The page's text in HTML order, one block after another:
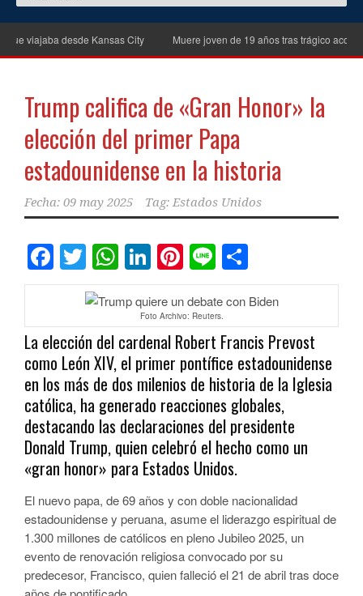
viajaba desde Kansas City Muere joven de 19 años tras trágico
Trump califica de «Gran Honor» la
elección del primer Papa
estadounidense en la historia
Fecha: 09 may 2025 Tag: Estados Unidos
Facebook
Twitter
WhatsApp
LinkedIn
Pinterest
Line
Foto Archivo: Reuters.
La elección del cardenal Robert Francis Prevost
como León XIV, el primer pontífice estadounidense
en los más de dos milenios de historia de la Iglesia
católica, ha generado reacciones globales,
destacando las declaraciones del presidente
Donald Trump, quien celebró el hecho como un
«gran honor» para Estados Unidos.
El nuevo papa, de 69 años y con doble nacionalidad
estadounidense y peruana, asume el liderazgo espiritual de
1.300 millones de católicos en pleno Jubileo 2025, un
evento de renovación religiosa convocado por su
predecesor, Francisco, quien falleció el 21 de abril tras doce